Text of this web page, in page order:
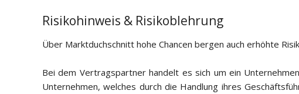
Risikohinweis & Risikoblehrung
Über Marktduchschnitt hohe Chancen bergen auch erhöhte
Bei dem Vertragspartner handelt es sich um ein
Unternehmen, welches durch die Handlung ihres